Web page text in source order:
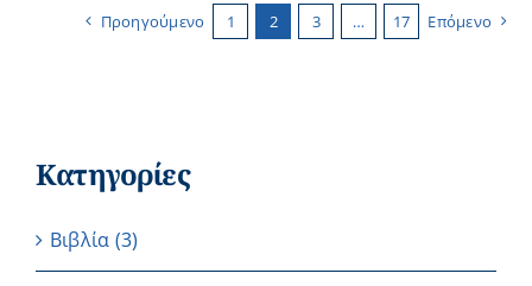
Προηγούμενο 1 2 3 … 17 Επόμενο
Κατηγορίες
Βιβλία (3)